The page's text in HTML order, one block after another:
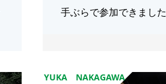
手ぶらで参加できました
YUKA NAKAGAWA